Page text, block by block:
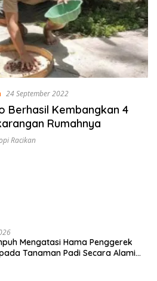
24 September 2022
Berhasil Kembangkan 4
Rumahnya
Racikan
Mengatasi Hama Penggerek
Tanaman Padi Secara Alami